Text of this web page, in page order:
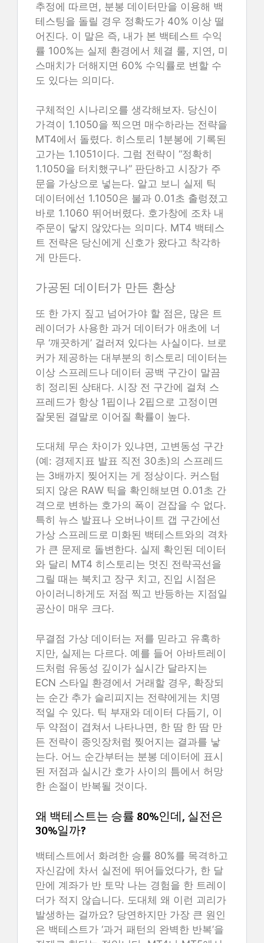
추정에 따르면, 분봉 데이터만을 이용해 백
테스팅을 돌릴 경우 정확도가 40% 이상 떨
어진다. 이 말은 즉, 내가 본 백테스트 수익
률 100%는 실제 환경에서 체결 룰, 지연, 미
스매치가 더해지면 60% 수익률로 변할 수
도 있다는 의미다.
구체적인 시나리오를 생각해보자. 당신이
가격이 1.1050을 찍으면 매수하라는 전략을
MT4에서 돌렸다. 히스토리 1분봉에 기록된
고가는 1.1051이다. 그럼 전략이 “정확히
1.1050을 터치했구나” 판단하고 시장가 주
문을 가상으로 넣는다. 알고 보니 실제 틱
데이터에선 1.1050은 불과 0.01초 출렁졌고
바로 1.1060 뛰어버렸다. 호가창에 조차 내
주문이 닿지 않았다는 의미다. MT4 백테스
트 전략은 당신에게 신호가 왔다고 착각하
게 만든다.
가공된 데이터가 만든 환상
또 한 가지 짚고 넘어가야 할 점은, 많은 트
레이더가 사용한 과거 데이터가 애초에 너
무 ‘깨끗하게’ 걸러져 있다는 사실이다. 브로
커가 제공하는 대부분의 히스토리 데이터는
이상 스프레드나 데이터 공백 구간이 말끔
히 정리된 상태다. 시장 전 구간에 걸쳐 스
프레드가 항상 1핍이나 2핍으로 고정이면
잘못된 결말로 이어질 확률이 높다.
도대체 무슨 차이가 있냐면, 고변동성 구간
(예: 경제지표 발표 직전 30초)의 스프레드
는 3배까지 찢어지는 게 정상이다. 커스텀
되지 않은 RAW 틱을 확인해보면 0.01초 간
격으로 변하는 호가의 폭이 걷잡을 수 없다.
특히 뉴스 발표나 오버나이트 갭 구간에선
가상 스프레드로 미화된 백테스트와의 격차
가 큰 문제로 돌변한다. 실제 확인된 데이터
와 달리 MT4 히스토리는 멋진 전략곡선을
그릴 때는 북치고 장구 치고, 진입 시점은
아이러니하게도 저점 찍고 반등하는 지점일
공산이 매우 크다.
무결점 가상 데이터는 저를 믿라고 유혹하
지만, 실제는 다르다. 예를 들어 아바트레이
드처럼 유동성 깊이가 실시간 달라지는
ECN 스타일 환경에서 거래할 경우, 확장되
는 순간 추가 슬리피지는 전략에게는 치명
적일 수 있다. 틱 부재와 데이터 다듬기, 이
두 약점이 겹쳐서 나타나면, 한 땀 한 땀 만
든 전략이 종잇장처럼 찢어지는 결과를 낳
는다. 어느 순간부터는 분봉 데이터에 표시
된 저점과 실시간 호가 사이의 틈에서 허망
한 손절이 반복될 것이다.
왜 백테스트는 승률 80%인데, 실전은
30%일까?
백테스트에서 화려한 승률 80%를 목격하고
자신감에 차서 실전에 뛰어들었다가, 한 달
만에 계좌가 반 토막 나는 경험을 한 트레이
더가 적지 않습니다. 도대체 왜 이런 괴리가
발생하는 걸까요? 당연하지만 가장 큰 원인
은 백테스트가 ‘과거 패턴의 완벽한 반복’을